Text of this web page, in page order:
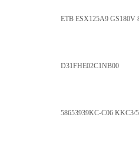
ETB ESX125A9 GS180V
D31FHE02C1NB00
58653939KC-C06 KKC3/